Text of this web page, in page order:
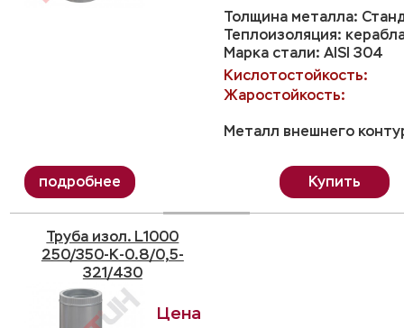
Толщина металла:
Теплоизоляция:
Марка стали: AISI 304
Кислотостойкость:
Жаростойкость:
Металл внешнего
Купить
Труба изол. L1000
250/350-K-0.8/0,5-
321/430